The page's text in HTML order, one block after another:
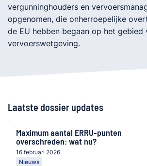
vergunninghouders en
opgenomen, die onherroepelijke
de EU hebben begaan op het gebied
vervoerswetgeving.
Laatste dossier updates
Maximum aantal ERRU-punten
overschreden: wat nu?
16 februari 2026
Nieuws